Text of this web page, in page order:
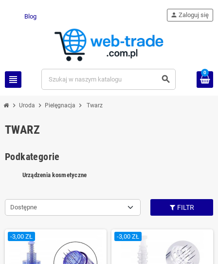
Blog
view_headline search
person Zaloguj się
0
chevron_right Uroda chevron_right Pielęgnacja chevron_right Twarz
TWARZ
Podkategorie
Urządzenia kosmetyczne
Dostępne FILTR
-3,00 ZŁ -3,00 ZŁ